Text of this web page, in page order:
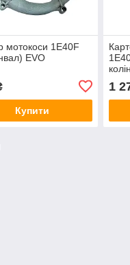
мотокоси 1E40F
EVO
Купити
1